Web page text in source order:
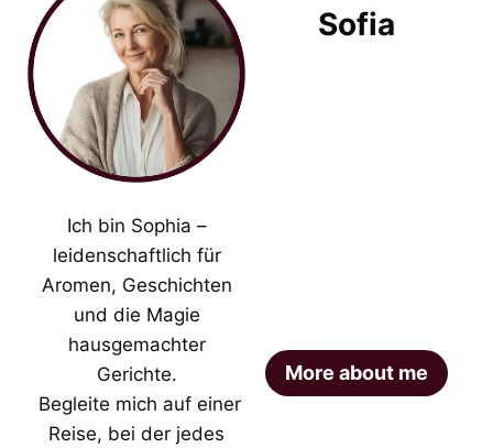
Sofia
Ich bin Sophia –
leidenschaftlich für
Aromen, Geschichten
und die Magie
hausgemachter
Gerichte.
Begleite mich auf einer
Reise, bei der jedes
More about me